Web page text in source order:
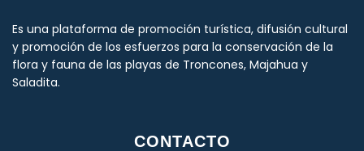
Es una plataforma de promoción turística, difusión cultural
y promoción de los esfuerzos para la conservación de la
flora y fauna de las playas de Troncones, Majahua y
Saladita.
CONTACTO